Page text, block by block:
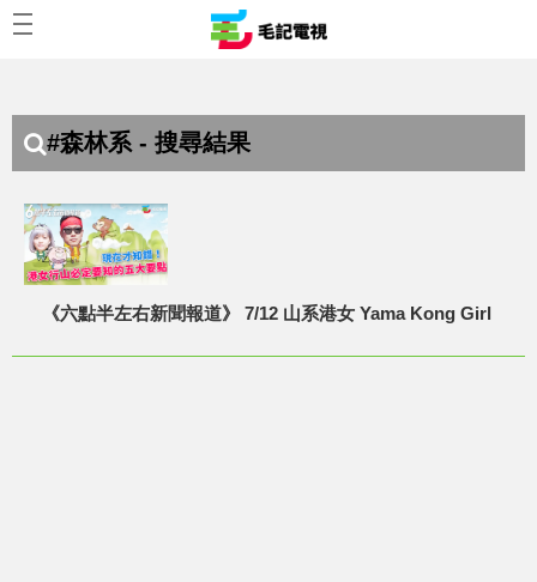
#森林系 - 搜尋結果
《六點半左右新聞報道》 7/12 山系港女 Yama Kong Girl